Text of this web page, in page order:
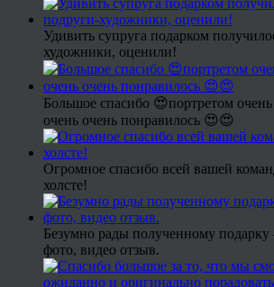
Удивить супруга подарком
художники, оценили!
Большое спасибо 😍портретом
очень очень понравилось 😍😍
Огромное спасибо всей вашей
холсте!
Безумно рады полученному
фото, видео отзыв.